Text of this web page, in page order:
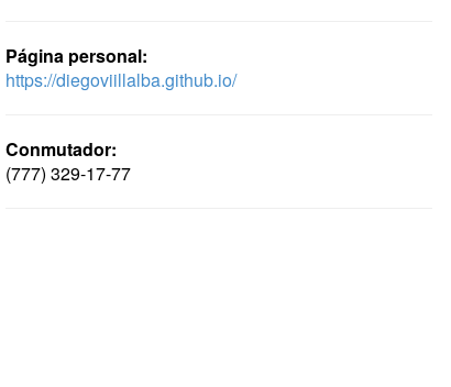
Página personal:
https://diegoviillalba.github.io/
Conmutador:
(777) 329-17-77